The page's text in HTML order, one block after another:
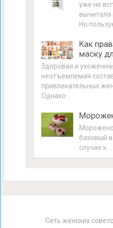
уже не
вычитала
Но
Как
маску
Здоровая и
неотъемлемая
привлекательных
Однако …
базовый
случае к …
Сеть женских